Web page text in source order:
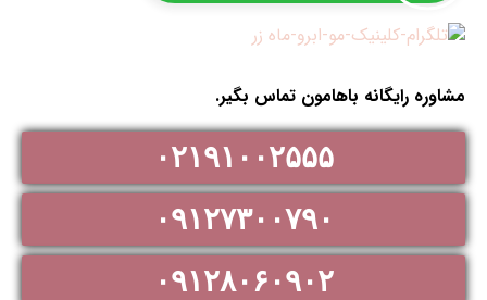
مشاوره رایگانه باهامون تماس بگیر.
۰۲۱۹۱۰۰۲۵۵۵
۰۹۱۲۷۳۰۰۷۹۰
۰۹۱۲۸۰۶۰۹۰۲